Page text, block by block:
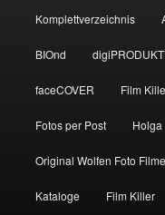
Komplettverzeichnis
BIOnd
faceCOVER Film
Fotos per Post Holga
Original Wolfen Foto Filme
Kataloge Film Killer